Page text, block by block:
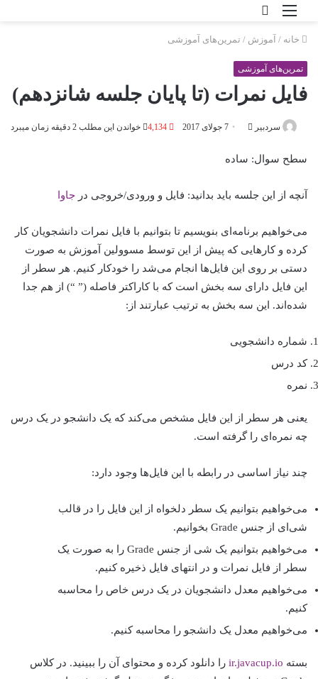
خانه / آموزش / تمرین‌های آموزشی
تمرین‌های آموزشی
فایل نمرات (تا پایان جلسه شانزدهم)
سردبیر 7 جولای 2017 خواندن این مطلب 2 دقیقه زمان می‎برد
سطح سوال: ساده
آنچه از این جلسه باید بدانید: فایل و ورودی/خروجی در جاوا
می‌خواهیم برنامه‌ای بنویسیم تا بتوانیم با فایل نمرات دانشجویان کار
کرده و کارهایی که پیش از این توسط مسوولین آموزش به صورت
دستی بر روی این فایل‌ها انجام می‌شد را خودکار کنیم. هر سطر از
این فایل دارای سه بخش است که با کاراکتر فاصله (” “) از هم جدا
شده‌اند. این سه بخش به ترتیب عبارتند از:
شماره دانشجویی
کد درس
نمره
یعنی هر سطر از این فایل مشخص می‌کند که یک دانشجو در یک درس
چه نمره‌ای را گرفته است.
چند نیاز اساسی در رابطه با این فایل‌ها وجود دارد:
می‌خواهیم بتوانیم یک سطر دلخواه از این فایل را در قالب
شی‌ای از جنس Grade بخوانیم.
می‌خواهیم بتوانیم یک شی از جنس Grade را به صورت یک
سطر از فایل نمرات و در انتهای فایل ذخیره کنیم.
می‌خواهیم معدل دانشجویان در یک درس خاص را محاسبه
کنیم.
می‌خواهیم معدل یک دانشجو را محاسبه کنیم.
بسته ir.javacup.io را دانلود کرده و محتوای آن را ببینید. در کلاس